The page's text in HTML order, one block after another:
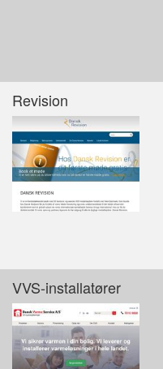
Revision
VVS-installatører